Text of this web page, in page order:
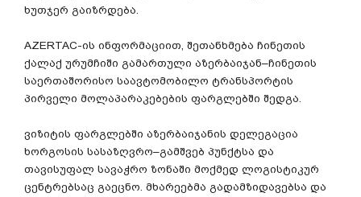
ხუთჯერ გაიზრდება.
AZERTAC-ის ინფორმაციით, შეთანხმება ჩინეთის
ქალაქ ურუმჩიში გამართული აზერბაიჯან–ჩინეთის
საერთაშორისო საავტომობილო ტრანსპორტის
პირველი მოლაპარაკებების ფარგლებში შედგა.
ვიზიტის ფარგლებში აზერბაიჯანის დელეგაცია
ხორგოსის სასაზღვრო–გამშვებ პუნქტსა და
თავისუფალ სავაჭრო ზონაში მოქმედ ლოგისტიკურ
ცენტრებსაც გაეცნო მხარეებმა გადამზიდავებსა და